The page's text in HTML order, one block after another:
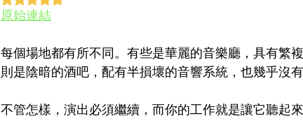
原始連結
每個場地都有所不同。有些是華麗的音樂廳，具有繁
則是陰暗的酒吧，配有半損壞的音響系統，也幾乎沒有
不管怎樣，演出必須繼續，而你的工作就是讓它聽起來